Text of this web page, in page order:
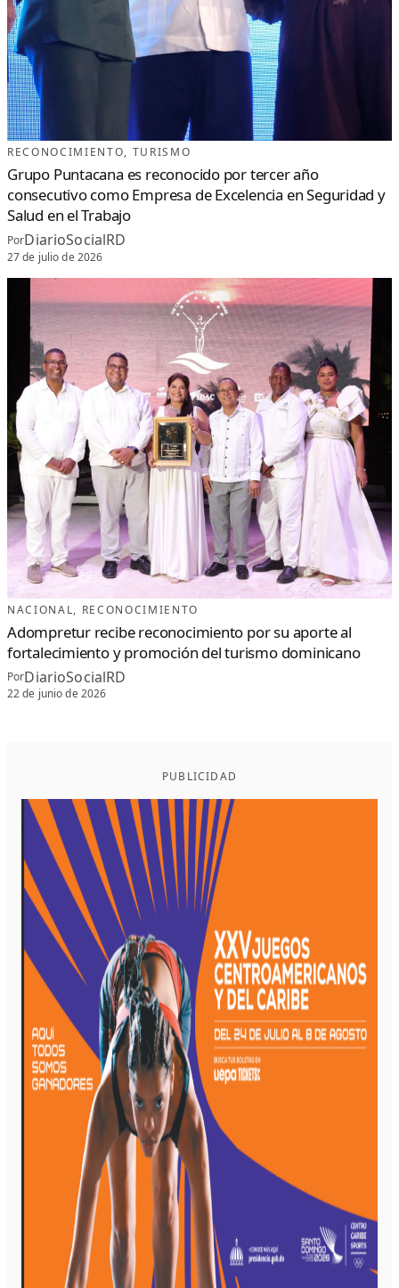
RECONOCIMIENTO, TURISMO
Grupo Puntacana es reconocido por tercer año
consecutivo como Empresa de Excelencia en Seguridad y
Salud en el Trabajo
PorDiarioSocialRD
27 de julio de 2026
NACIONAL, RECONOCIMIENTO
Adompretur recibe reconocimiento por su aporte al
fortalecimiento y promoción del turismo dominicano
PorDiarioSocialRD
22 de junio de 2026
PUBLICIDAD